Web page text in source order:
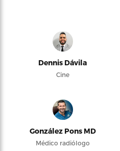
Dennis Dávila
Cine
González Pons MD
Médico radiólogo